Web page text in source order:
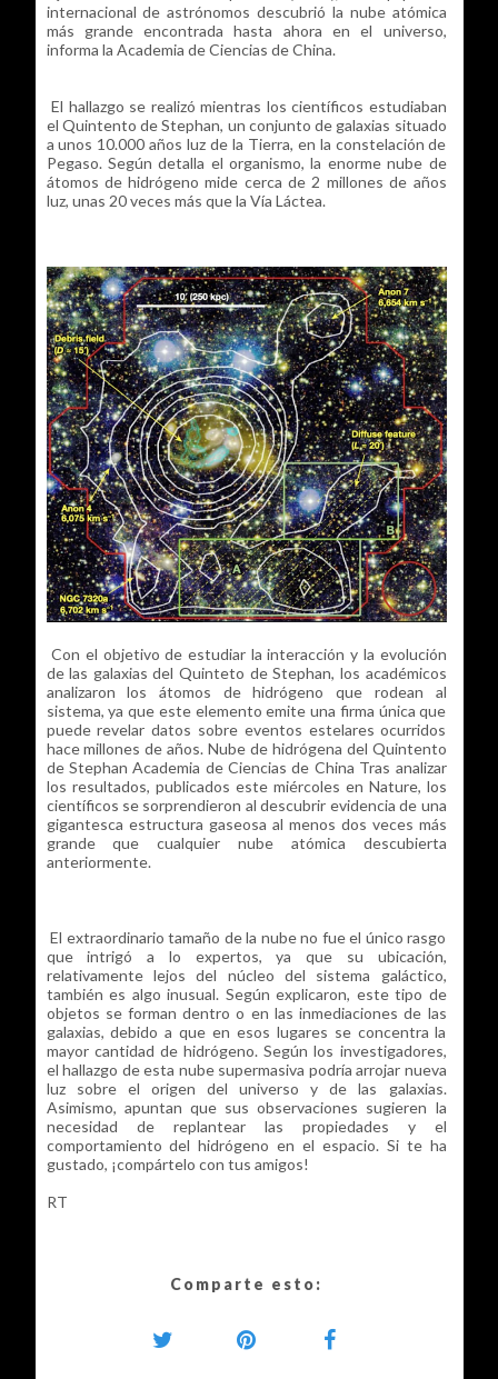
internacional de astrónomos descubrió la nube atómica
más grande encontrada hasta ahora en el universo,
informa la Academia de Ciencias de China.
El hallazgo se realizó mientras los científicos estudiaban
el Quintento de Stephan, un conjunto de galaxias situado
a unos 10.000 años luz de la Tierra, en la constelación de
Pegaso. Según detalla el organismo, la enorme nube de
átomos de hidrógeno mide cerca de 2 millones de años
luz, unas 20 veces más que la Vía Láctea.
Con el objetivo de estudiar la interacción y la evolución
de las galaxias del Quinteto de Stephan, los académicos
analizaron los átomos de hidrógeno que rodean al
sistema, ya que este elemento emite una firma única que
puede revelar datos sobre eventos estelares ocurridos
hace millones de años. Nube de hidrógena del Quintento
de Stephan Academia de Ciencias de China Tras analizar
los resultados, publicados este miércoles en Nature, los
científicos se sorprendieron al descubrir evidencia de una
gigantesca estructura gaseosa al menos dos veces más
grande que cualquier nube atómica descubierta
anteriormente.
El extraordinario tamaño de la nube no fue el único rasgo
que intrigó a lo expertos, ya que su ubicación,
relativamente lejos del núcleo del sistema galáctico,
también es algo inusual. Según explicaron, este tipo de
objetos se forman dentro o en las inmediaciones de las
galaxias, debido a que en esos lugares se concentra la
mayor cantidad de hidrógeno. Según los investigadores,
el hallazgo de esta nube supermasiva podría arrojar nueva
luz sobre el origen del universo y de las galaxias.
Asimismo, apuntan que sus observaciones sugieren la
necesidad de replantear las propiedades y el
comportamiento del hidrógeno en el espacio. Si te ha
gustado, ¡compártelo con tus amigos!
RT
Comparte esto: